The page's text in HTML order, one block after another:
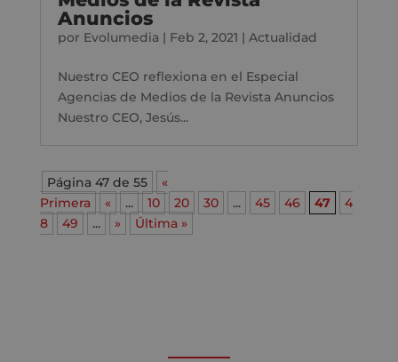
Anuncios
por Evolumedia | Feb 2, 2021 | Actualidad
Nuestro CEO reflexiona en el Especial
Agencias de Medios de la Revista Anuncios
Nuestro CEO, Jesús...
Página 47 de 55
«
Primera
« ... 10 20 30 ... 45 46 47
4
8
49 ... » Última »